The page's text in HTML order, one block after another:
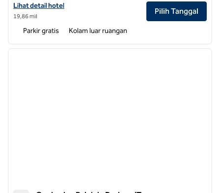
Lihat perincian hotel untuk Bandara DoubleTree by Hilton Hotel
Lihat detail hotel
19,86 mil
Pilih Tanggal
Parkir gratis Kolam luar ruangan
1 dari 12